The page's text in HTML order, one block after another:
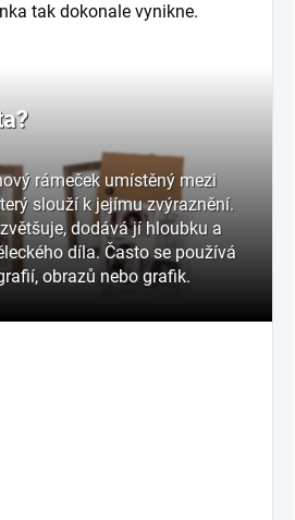
tak dokonale vynikne.
rámeček umístěný mezi
slouží k jejímu zvýraznění.
dodává jí hloubku a
díla. Často se používá
obrazů nebo grafik.